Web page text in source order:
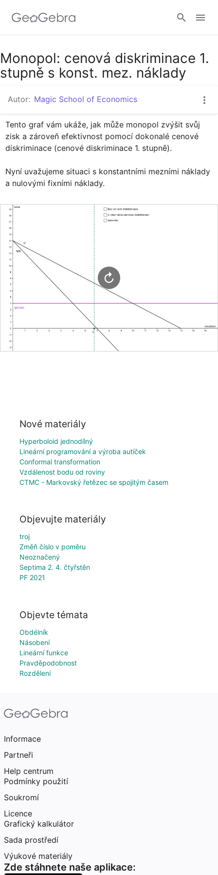
Google Classroom
Přihlásit
Monopol: cenová diskriminace 1.
stupně s konst. mez. náklady
Autor: Magic School of Economics
Tento graf vám ukáže, jak může monopol zvýšit svůj
zisk a zároveň efektivnost pomocí dokonalé cenové
diskriminace (cenové diskriminace 1. stupně).
Nyní uvažujeme situaci s konstantními mezními náklady
a nulovými fixními náklady.
Nové materiály
Hyperboloid jednodílný
Lineární programování a výroba autíček
Conformal transformation
Vzdálenost bodu od roviny
CTMC - Markovský řetězec se spojitým časem
Objevujte materiály
troj
Změň číslo v poměru
Neoznačený
Septima 2. 4. čtyřstěn
PF 2021
Objevte témata
Obdélník
Násobení
Lineární funkce
Pravděpodobnost
Rozdělení
Informace
Partneři
Help centrum
Podmínky použití
Soukromí
Licence
Grafický kalkulátor
Sada prostředí
Výukové materiály
Zde stáhnete naše aplikace: